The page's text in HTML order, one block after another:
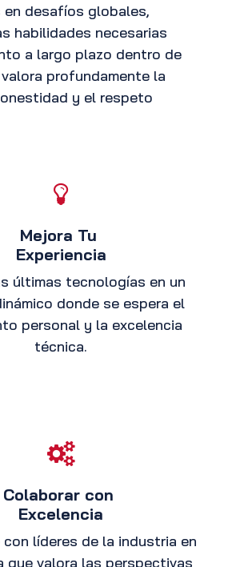
en desafíos globales,
habilidades necesarias
a largo plazo dentro de
profundamente la
y el respeto
Mejora Tu
Experiencia
últimas tecnologías en un
donde se espera el
personal y la excelencia
técnica.
Colaborar con
Excelencia
líderes de la industria en
que valora las perspectivas